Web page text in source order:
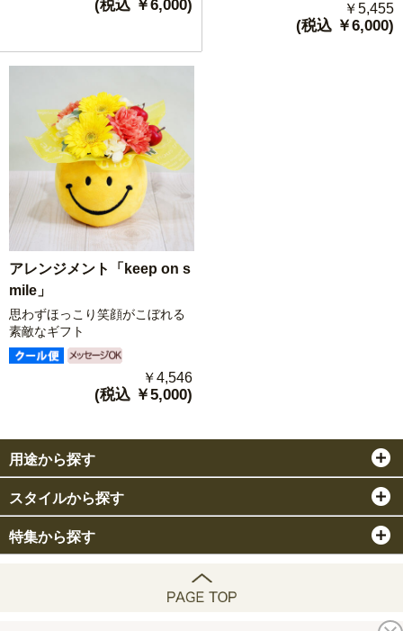
(税込 ￥6,000) ￥5,455
(税込 ￥6,000)
アレンジメント「keep on s
mile」
思わずほっこり笑顔がこぼれる
素敵なギフト
￥4,546
(税込 ￥5,000)
用途から探す
スタイルから探す
特集から探す